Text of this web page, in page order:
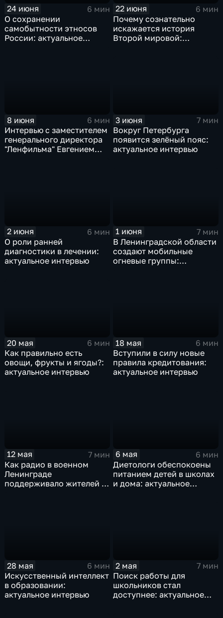
24 июня
6 мин
О сохранении
самобытности этносов
России: актуальное
22 июня
6 мин
Почему сознательно
искажается история
Второй мировой:
8 июня
6 мин
Интервью с заместителем
генерального директора
"Ленфильма" Евгением
3 июня
7 мин
Вокруг Петербурга
появится зелёный пояс:
актуальное интервью
2 июня
6 мин
О роли ранней
диагностики в лечении:
актуальное интервью
1 июня
7 мин
В Ленинградской области
создают мобильные
огневые группы:
20 мая
6 мин
Как правильно есть
овощи, фрукты и ягоды?:
актуальное интервью
18 мая
6 мин
Вступили в силу новые
правила кредитования:
актуальное интервью
12 мая
7 мин
Как радио в военном
Ленинграде
поддерживало жителей и
6 мая
6 мин
Диетологи обеспокоены
питанием детей в школах
и дома: актуальное
28 мая
6 мин
Искусственный интеллект
в образовании:
актуальное интервью
2 мая
7 мин
Поиск работы для
школьников стал
доступнее: актуальное